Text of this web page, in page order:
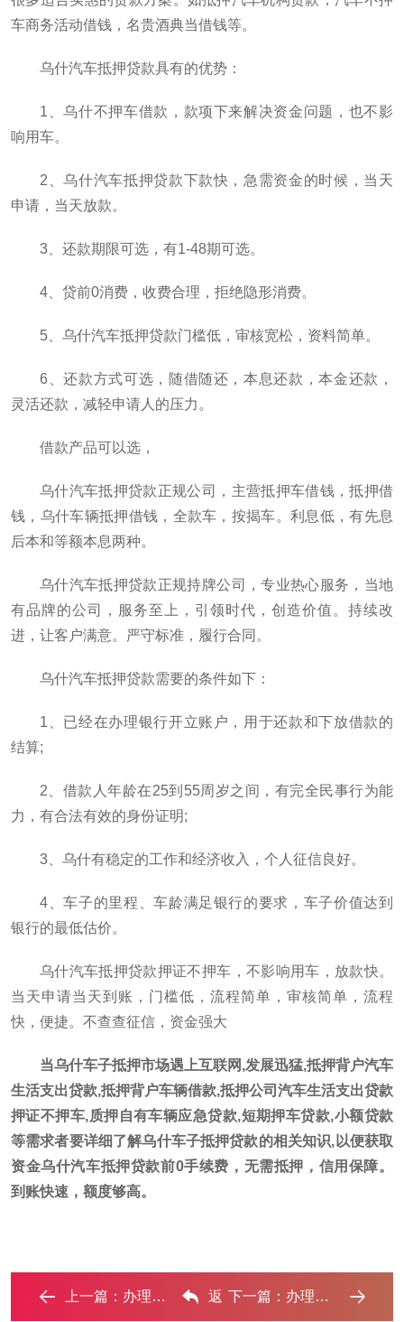
车商务活动借钱，名贵酒典当借钱等。
乌什汽车抵押贷款具有的优势：
1、乌什不押车借款，款项下来解决资金问题，也不影
响用车。
2、乌什汽车抵押贷款下款快，急需资金的时候，当天
申请，当天放款。
3、还款期限可选，有1-48期可选。
4、贷前0消费，收费合理，拒绝隐形消费。
5、乌什汽车抵押贷款门槛低，审核宽松，资料简单。
6、还款方式可选，随借随还，本息还款，本金还款，
灵活还款，减轻申请人的压力。
借款产品可以选，
乌什汽车抵押贷款正规公司，主营抵押车借钱，抵押借
钱，乌什车辆抵押借钱，全款车，按揭车。利息低，有先息
后本和等额本息两种。
乌什汽车抵押贷款正规持牌公司，专业热心服务，当地
有品牌的公司，服务至上，引领时代，创造价值。持续改
进，让客户满意。严守标准，履行合同。
乌什汽车抵押贷款需要的条件如下：
1、已经在办理银行开立账户，用于还款和下放借款的
结算;
2、借款人年龄在25到55周岁之间，有完全民事行为能
力，有合法有效的身份证明;
3、乌什有稳定的工作和经济收入，个人征信良好。
4、车子的里程、车龄满足银行的要求，车子价值达到
银行的最低估价。
乌什汽车抵押贷款押证不押车，不影响用车，放款快。
当天申请当天到账，门槛低，流程简单，审核简单，流程
快，便捷。不查查征信，资金强大
当乌什车子抵押市场遇上互联网,发展迅猛,抵押背户汽车
生活支出贷款,抵押背户车辆借款,抵押公司汽车生活支出贷款
押证不押车,质押自有车辆应急贷款,短期押车贷款,小额贷款
等需求者要详细了解乌什车子抵押贷款的相关知识,以便获取
资金乌什汽车抵押贷款前0手续费，无需抵押，信用保障。
到账快速，额度够高。
上一篇： 办理乌什车辆抵押贷款，短期应急首选 ...‌ 返 下一篇： 办理乌什车辆抵押贷款需要什么条件，优势以及结清手续 ...‌